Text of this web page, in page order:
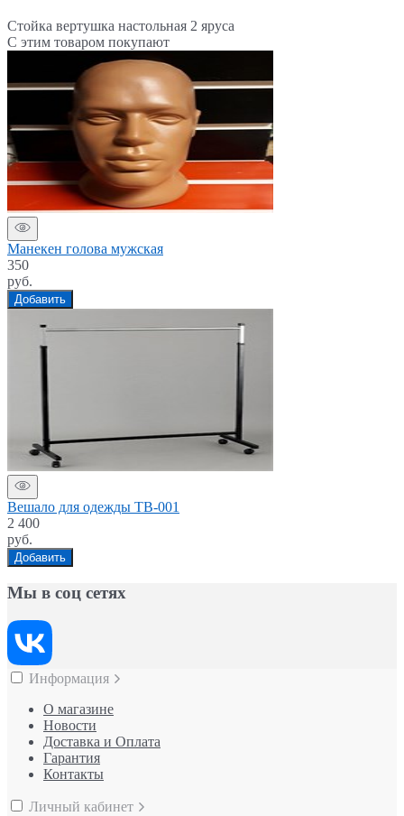
Стойка вертушка настольная 2 яруса
С этим товаром покупают
Манекен голова мужская
350
руб.
Добавить
Вешало для одежды ТВ-001
2 400
руб.
Добавить
Мы в соц сетях
Информация
О магазине
Новости
Доставка и Оплата
Гарантия
Контакты
Личный кабинет